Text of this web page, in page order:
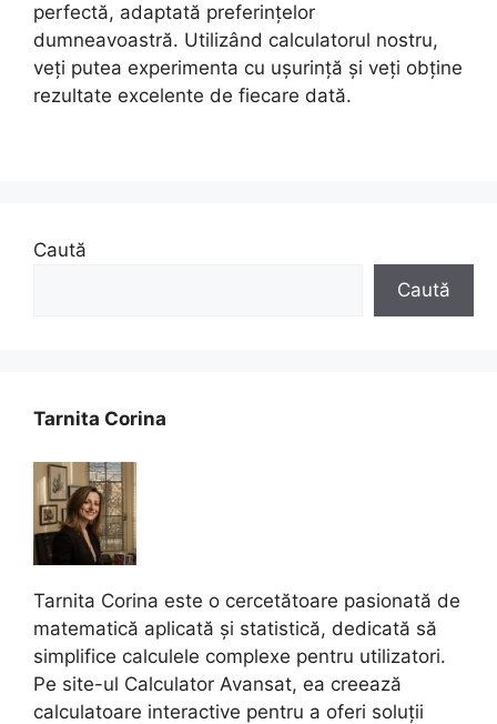
perfectă, adaptată preferințelor
dumneavoastră. Utilizând calculatorul nostru,
veți putea experimenta cu ușurință și veți obține
rezultate excelente de fiecare dată.
Caută
Caută
Tarnita Corina
Tarnita Corina este o cercetătoare pasionată de
matematică aplicată și statistică, dedicată să
simplifice calculele complexe pentru utilizatori.
Pe site-ul Calculator Avansat, ea creează
calculatoare interactive pentru a oferi soluții